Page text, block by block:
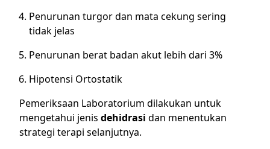
Penurunan turgor dan mata cekung sering
tidak jelas
Penurunan berat badan akut lebih dari 3%
Hipotensi Ortostatik
Pemeriksaan Laboratorium dilakukan untuk
mengetahui jenis dehidrasi dan menentukan
strategi terapi selanjutnya.